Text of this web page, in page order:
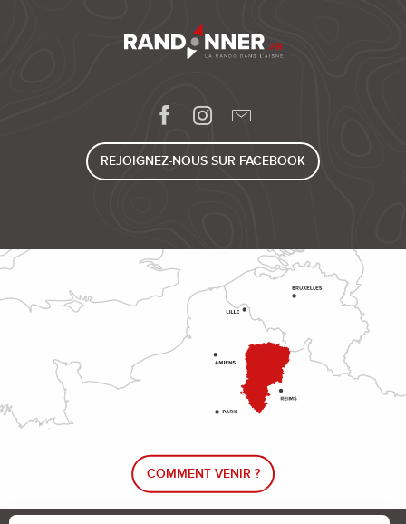
REJOIGNEZ-NOUS SUR FACEBOOK
COMMENT VENIR ?